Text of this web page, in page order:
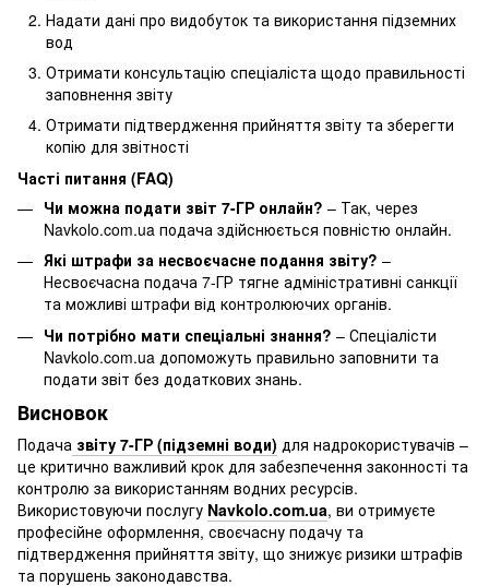
Надати дані про видобуток та використання підземних
вод
Отримати консультацію спеціаліста щодо правильності
заповнення звіту
Отримати підтвердження прийняття звіту та зберегти
копію для звітності
Часті питання (FAQ)
Чи можна подати звіт 7-ГР онлайн? – Так, через
Navkolo.com.ua подача здійснюється повністю онлайн.
Які штрафи за несвоєчасне подання звіту? –
Несвоєчасна подача 7-ГР тягне адміністративні санкції
та можливі штрафи від контролюючих органів.
Чи потрібно мати спеціальні знання? – Спеціалісти
Navkolo.com.ua допоможуть правильно заповнити та
подати звіт без додаткових знань.
Висновок
Подача звiту 7-ГР (підземні води) для надрокористувачів –
це критично важливий крок для забезпечення законності та
контролю за використанням водних ресурсів.
Використовуючи послугу Navkolo.com.ua, ви отримуєте
професійне оформлення, своєчасну подачу та
підтвердження прийняття звіту, що знижує ризики штрафів
та порушень законодавства.